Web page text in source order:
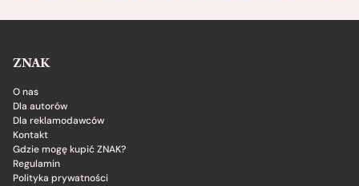
ZNAK
O nas
Dla autorów
Dla reklamodawców
Kontakt
Gdzie mogę kupić ZNAK?
Regulamin
Polityka prywatności